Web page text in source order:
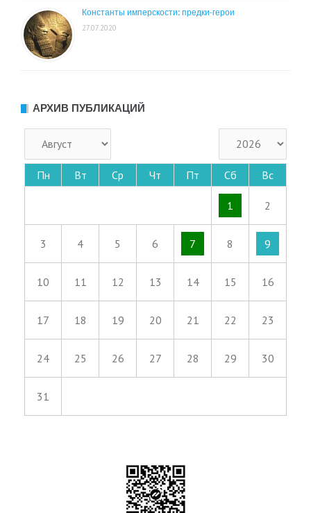
Константы имперскости: предки-герои
27.07.2020
АРХИВ ПУБЛИКАЦИЙ
Пн Вт Ср Чт Пт Сб Вс
1 2
3 4 5 6 7 8 9
10 11 12 13 14 15 16
17 18 19 20 21 22 23
24 25 26 27 28 29 30
31